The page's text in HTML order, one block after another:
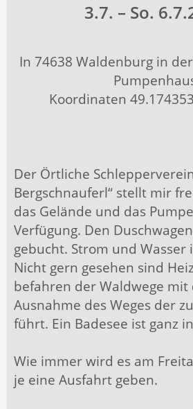
3.7. – So.
In 74638 Waldenburg in
Koordinaten
Der Örtliche
Bergschnauferl“ stellt mir
das Gelände und das
Verfügung. Den
gebucht. Strom und Wasser
Nicht gern gesehen sind
befahren der Waldwege mit
Ausnahme des Weges der
führt. Ein Badesee ist ganz
Wie immer wird es am
je eine Ausfahrt geben.